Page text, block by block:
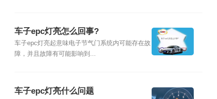
车子epc灯亮怎么回事?
车子epc灯亮起意味电子节气门系统内可能存在故
障，并且故障有可能影响到...
车子epc灯亮什么问题